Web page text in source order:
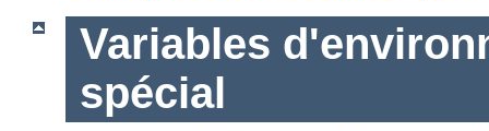
Variables
spécial